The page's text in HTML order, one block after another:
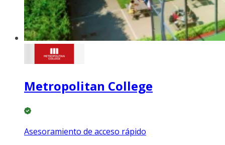
Metropolitan College
Asesoramiento de acceso rápido